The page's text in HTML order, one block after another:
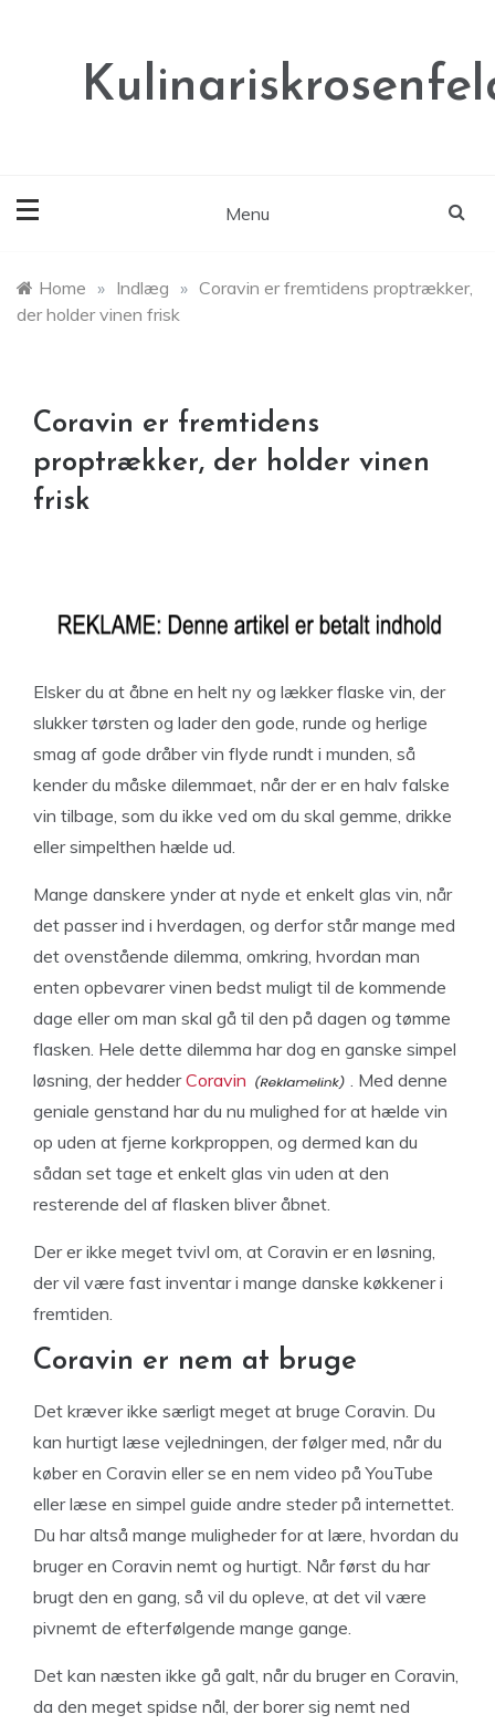
Menu
Home » Indlæg » Coravin er fremtidens proptrækker,
der holder vinen frisk
Coravin er fremtidens
proptrækker, der holder vinen
frisk
Elsker du at åbne en helt ny og lækker flaske vin, der
slukker tørsten og lader den gode, runde og herlige
smag af gode dråber vin flyde rundt i munden, så
kender du måske dilemmaet, når der er en halv falske
vin tilbage, som du ikke ved om du skal gemme, drikke
eller simpelthen hælde ud.
Mange danskere ynder at nyde et enkelt glas vin, når
det passer ind i hverdagen, og derfor står mange med
det ovenstående dilemma, omkring, hvordan man
enten opbevarer vinen bedst muligt til de kommende
dage eller om man skal gå til den på dagen og tømme
flasken. Hele dette dilemma har dog en ganske simpel
løsning, der hedderCoravin
. Med denne
geniale genstand har du nu mulighed for at hælde vin
op uden at fjerne korkproppen, og dermed kan du
sådan set tage et enkelt glas vin uden at den
resterende del af flasken bliver åbnet.
Der er ikke meget tvivl om, at Coravin er en løsning,
der vil være fast inventar i mange danske køkkener i
fremtiden.
Coravin er nem at bruge
Det kræver ikke særligt meget at bruge Coravin. Du
kan hurtigt læse vejledningen, der følger med, når du
køber en Coravin eller se en nem video på YouTube
eller læse en simpel guide andre steder på internettet.
Du har altså mange muligheder for at lære, hvordan du
bruger en Coravin nemt og hurtigt. Når først du har
brugt den en gang, så vil du opleve, at det vil være
pivnemt de efterfølgende mange gange.
Det kan næsten ikke gå galt, når du bruger en Coravin,
da den meget spidse nål, der borer sig nemt ned